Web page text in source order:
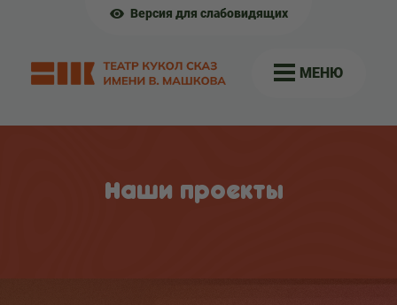
Версия для слабовидящих
МЕНЮ
Наши проекты